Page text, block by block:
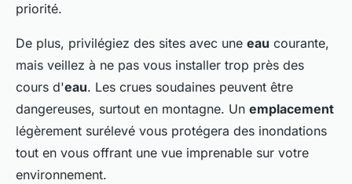
priorité.
De plus, privilégiez des sites avec une eau courante,
mais veillez à ne pas vous installer trop près des
cours d'eau. Les crues soudaines peuvent être
dangereuses, surtout en montagne. Un emplacement
légèrement surélevé vous protégera des inondations
tout en vous offrant une vue imprenable sur votre
environnement.